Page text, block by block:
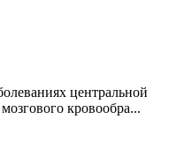
центральной
кровообра...